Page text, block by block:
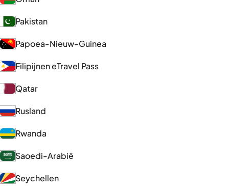
Pakistan
Papoea-Nieuw-Guinea
Filipijnen eTravel Pass
Qatar
Rusland
Rwanda
Saoedi-Arabië
Seychellen